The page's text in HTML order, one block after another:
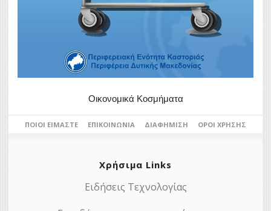
Οικονομικά Κοσμήματα
ΠΟΙΟΙ ΕΊΜΑΣΤΕ ΕΠΙΚΟΙΝΩΝΊΑ ΔΙΑΦΉΜΙΣΗ ΌΡΟΙ ΧΡΉΣΗΣ
Χρήσιμα Links
Ειδήσεις Τεχνολογίας